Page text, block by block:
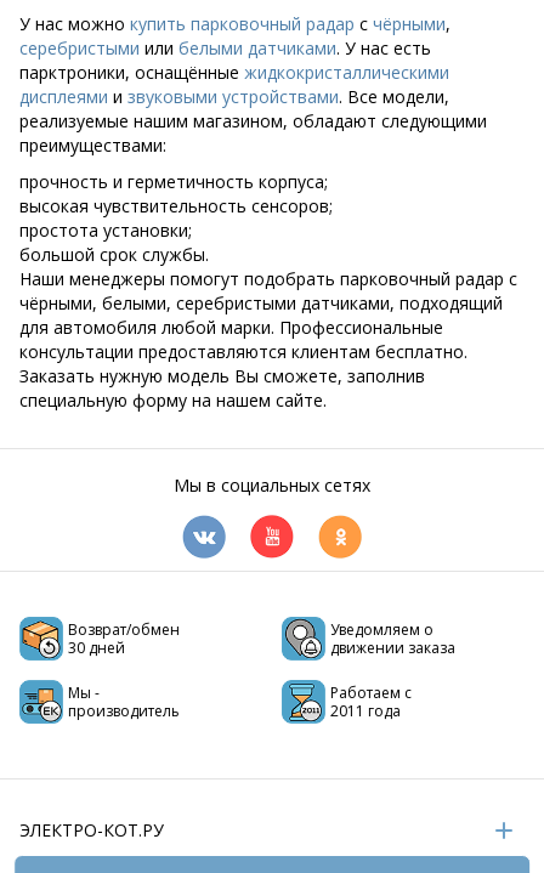
У нас можно купить парковочный радар с чёрными,
серебристыми или белыми датчиками. У нас есть
парктроники, оснащённые жидкокристаллическими
дисплеями и звуковыми устройствами. Все модели,
реализуемые нашим магазином, обладают следующими
преимуществами:
прочность и герметичность корпуса;
высокая чувствительность сенсоров;
простота установки;
большой срок службы.
Наши менеджеры помогут подобрать парковочный радар с
чёрными, белыми, серебристыми датчиками, подходящий
для автомобиля любой марки. Профессиональные
консультации предоставляются клиентам бесплатно.
Заказать нужную модель Вы сможете, заполнив
специальную форму на нашем сайте.
Мы в социальных сетях
Возврат/обмен
30 дней
Уведомляем о
движении заказа
Мы -
производитель
Работаем с
2011 года
ЭЛЕКТРО-КОТ.РУ